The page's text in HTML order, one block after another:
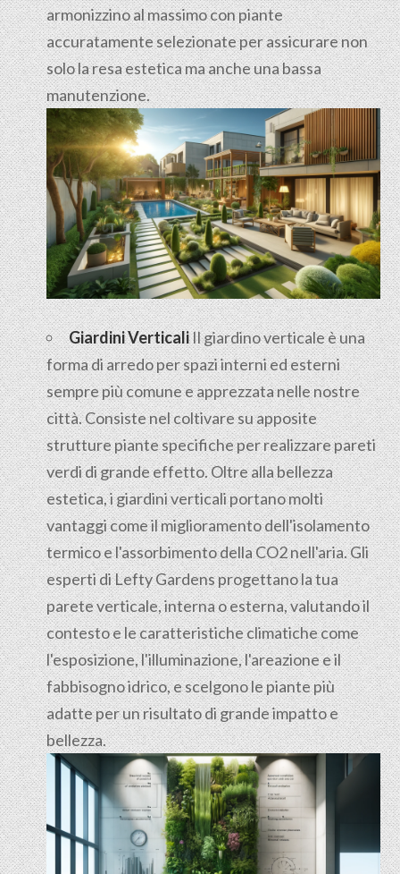
armonizzino al massimo con piante
accuratamente selezionate per assicurare non
solo la resa estetica ma anche una bassa
manutenzione.
Giardini VerticaliIl giardino verticale è una
forma di arredo per spazi interni ed esterni
sempre più comune e apprezzata nelle nostre
città. Consiste nel coltivare su apposite
strutture piante specifiche per realizzare pareti
verdi di grande effetto. Oltre alla bellezza
estetica, i giardini verticali portano molti
vantaggi come il miglioramento dell'isolamento
termico e l'assorbimento della CO2 nell'aria. Gli
esperti di Lefty Gardens progettano la tua
parete verticale, interna o esterna, valutando il
contesto e le caratteristiche climatiche come
l'esposizione, l'illuminazione, l'areazione e il
fabbisogno idrico, e scelgono le piante più
adatte per un risultato di grande impatto e
bellezza.